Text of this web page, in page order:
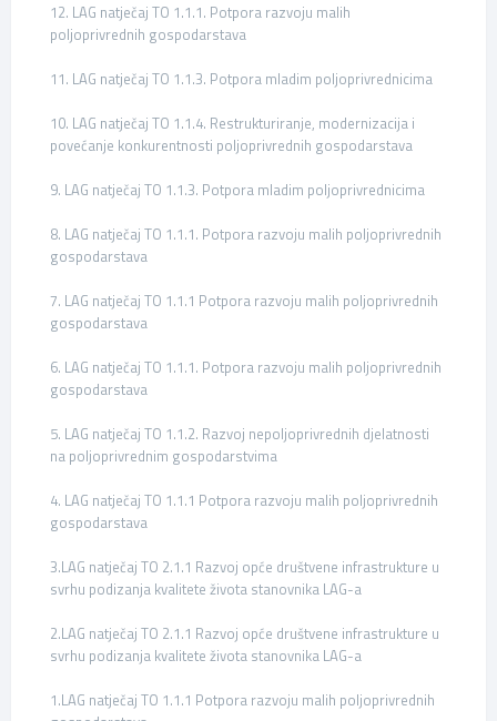
12. LAG natječaj TO 1.1.1. Potpora razvoju malih
poljoprivrednih gospodarstava
11. LAG natječaj TO 1.1.3. Potpora mladim poljoprivrednicima
10. LAG natječaj TO 1.1.4. Restrukturiranje, modernizacija i
povećanje konkurentnosti poljoprivrednih gospodarstava
9. LAG natječaj TO 1.1.3. Potpora mladim poljoprivrednicima
8. LAG natječaj TO 1.1.1. Potpora razvoju malih poljoprivrednih
gospodarstava
7. LAG natječaj TO 1.1.1 Potpora razvoju malih poljoprivrednih
gospodarstava
6. LAG natječaj TO 1.1.1. Potpora razvoju malih poljoprivrednih
gospodarstava
5. LAG natječaj TO 1.1.2. Razvoj nepoljoprivrednih djelatnosti
na poljoprivrednim gospodarstvima
4. LAG natječaj TO 1.1.1 Potpora razvoju malih poljoprivrednih
gospodarstava
3.LAG natječaj TO 2.1.1 Razvoj opće društvene infrastrukture u
svrhu podizanja kvalitete života stanovnika LAG-a
2.LAG natječaj TO 2.1.1 Razvoj opće društvene infrastrukture u
svrhu podizanja kvalitete života stanovnika LAG-a
1.LAG natječaj TO 1.1.1 Potpora razvoju malih poljoprivrednih